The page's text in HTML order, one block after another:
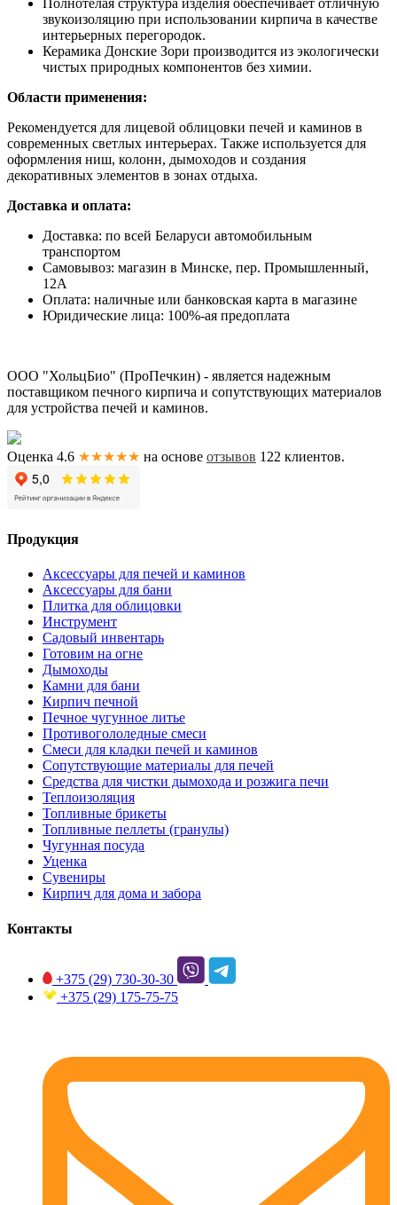
звукоизоляцию при использовании кирпича в качестве
интерьерных перегородок.
Керамика Донские Зори производится из экологически
чистых природных компонентов без химии.
Области применения:
Рекомендуется для лицевой облицовки печей и каминов в
современных светлых интерьерах. Также используется для
оформления ниш, колонн, дымоходов и создания
декоративных элементов в зонах отдыха.
Доставка и оплата:
Доставка: по всей Беларуси автомобильным
транспортом
Самовывоз: магазин в Минске, пер. Промышленный,
12А
Оплата: наличные или банковская карта в магазине
Юридические лица: 100%-ая предоплата
ООО "ХольцБио" (ПроПечкин) - является надежным
поставщиком печного кирпича и сопутствующих материалов
для устройства печей и каминов.
Оценка 4.6 ★★★★★ на основе отзывов 122 клиентов.
Продукция
Аксессуары для печей и каминов
Аксессуары для бани
Плитка для облицовки
Инструмент
Садовый инвентарь
Готовим на огне
Дымоходы
Камни для бани
Кирпич печной
Печное чугунное литье
Противогололедные смеси
Смеси для кладки печей и каминов
Сопутствующие материалы для печей
Средства для чистки дымохода и розжига печи
Теплоизоляция
Топливные брикеты
Топливные пеллеты (гранулы)
Чугунная посуда
Уценка
Сувениры
Кирпич для дома и забора
Контакты
+375 (29) 730-30-30
+375 (29) 175-75-75